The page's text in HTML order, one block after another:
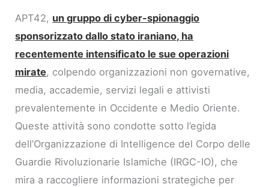
APT42, un gruppo di cyber-spionaggio
sponsorizzato dallo stato iraniano, ha
recentemente intensificato le sue operazioni
mirate, colpendo organizzazioni non governative,
media, accademie, servizi legali e attivisti
prevalentemente in Occidente e Medio Oriente.
Queste attività sono condotte sotto l’egida
dell’Organizzazione di Intelligence del Corpo delle
Guardie Rivoluzionarie Islamiche (IRGC-IO), che
mira a raccogliere informazioni strategiche per